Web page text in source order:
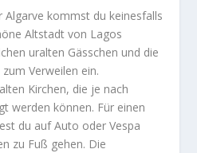
Algarve kommst du keinesfalls
Altstadt von Lagos
uralten Gässchen und die
Verweilen ein.
Kirchen, die je nach
werden können. Für einen
du auf Auto oder Vespa
zu Fuß gehen. Die